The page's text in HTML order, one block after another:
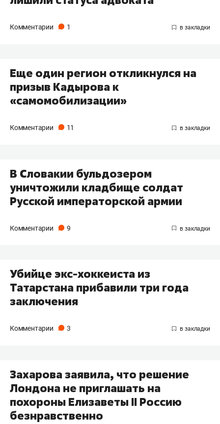
Комментарии 1
Еще один регион откликнулся на
призыв Кадырова к
«самомобилизации»
Комментарии 11
В Словакии бульдозером
уничтожили кладбище солдат
Русской императорской армии
Комментарии 9
Убийце экс-хоккеиста из
Татарстана прибавили три года
заключения
Комментарии 3
Захарова заявила, что решение
Лондона не приглашать на
похороны Елизаветы II Россию
безнравственно